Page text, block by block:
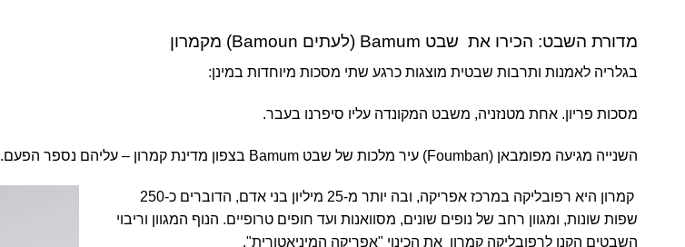
מדורת השבט: הכירו את שבט Bamum ( לעתים Bamoun) מקמרון
בגלריה לאמנות ותרבות שבטית מוצגות כרגע שתי מסכות מיוחדות במינן:
מסכות פריון. אחת מטנזניה, משבט המקונדה עליו סיפרנו בעבר.
השנייה מגיעה מפומבאן (Foumban) עיר מלכות של שבט Bamum בצפון מדינת קמרון – עליהם נספר הפעם.
קמרון היא רפובליקה במרכז אפריקה, ובה יותר מ-25 מיליון בני אדם, הדוברים כ-250
שפות שונות, ומגוון רחב של נופים שונים, מסוואנות ועד חופים טרופיים. הנוף המגוון וריבוי
השבטים הקנו לרפובליקה קמרון את הכינוי "אפריקה המיניאטורית".